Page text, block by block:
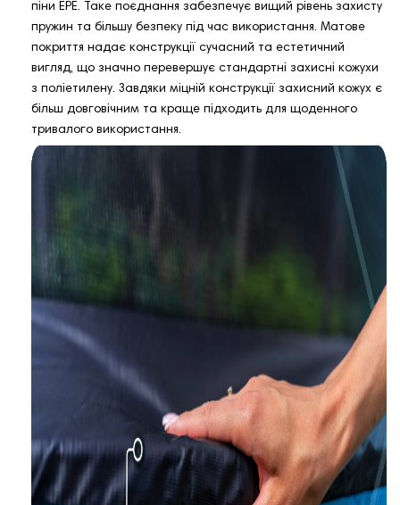
піни EPE. Таке поєднання забезпечує вищий рівень захисту
пружин та більшу безпеку під час використання. Матове
покриття надає конструкції сучасний та естетичний
вигляд, що значно перевершує стандартні захисні кожухи
з поліетилену. Завдяки міцній конструкції захисний кожух є
більш довговічним та краще підходить для щоденного
тривалого використання.